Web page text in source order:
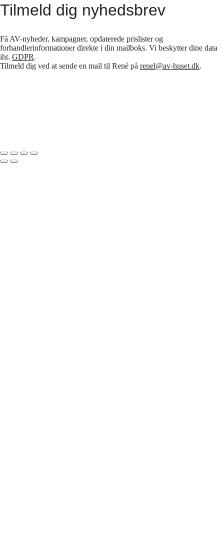
Tilmeld dig nyhedsbrev
Få AV-nyheder, kampagner, opdaterede prislister og
forhandlerinformationer direkte i din mailboks. Vi beskytter dine data
iht. GDPR.
Tilmeld dig ved at sende en mail til René på renel@av-huset.dk.